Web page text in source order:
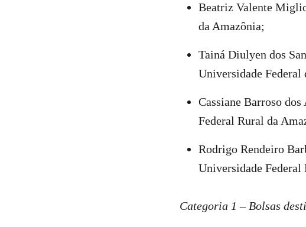
Beatriz Valente
da Amazônia;
Tainá Diulyen dos
Universidade Federal
Cassiane Barroso
Federal Rural da
Rodrigo Rendeiro
Universidade Federal
Categoria 1 – Bolsas